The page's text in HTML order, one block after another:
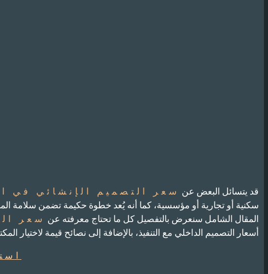
قد يتسائل البعض عن سعر التصميم الإنشائي في
سكنية أو تجارية أو مؤسسية، كما أنه يُعد خطوة حكيمة تضمن سلامة
المقال الشامل سنعرض بالتفصيل كل ما تحتاج معرفته عن سعر
أسعار التصميم الداخلي مع التنفيذ، بالإضافة إلى نصائح قيمة لاختيار